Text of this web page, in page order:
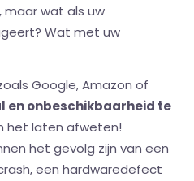
wat als uw
Wat met uw
Google, Amazon of
en onbeschikbaarheid te
het laten afweten!
het gevolg zijn van een
een hardwaredefect